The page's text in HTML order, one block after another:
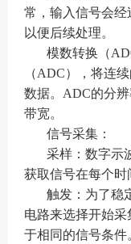
常，输入信号会经
以便后续处理。
模数转换（
（ADC），将连
数据。ADC的分
带宽。
信号采集：
采样：数字示
获取信号在每个时
触发：为了稳
电路来选择开始
于相同的信号条件